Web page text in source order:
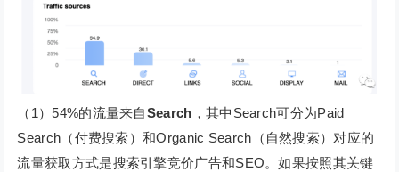
（1）54%的流量来自Search ，其中Search可分为Paid
Search（付费搜索）和Organic Search（自然搜索）对应的
流量获取方式是搜索引擎竞价广告和SEO。如果按照其关键